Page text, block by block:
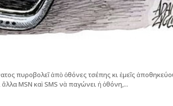
ἀπὸ ὀθόνες τσέπης κι ἐμεῖς
καὶ SMS νὰ παγώνει ἡ ὀθόνη,...